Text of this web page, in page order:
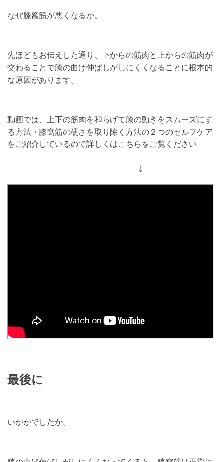
なぜ膝窩筋が悪くなるか。
先ほどもお伝えした通り、下からの筋肉と上からの筋肉が
交わることで膝の曲げ伸ばしがしにくくなることに根本的
な原因があります。
動画では、上下の筋肉を和らげて膝の動きをスムーズにす
る方法・膝窩筋の硬さを取り除く方法の２つのセルフケア
をご紹介しているので詳しくはこちらをご覧ください
↓
最後に
いかがでしたか。